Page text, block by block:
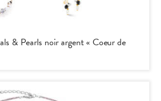
& Pearls noir argent « Coeur de